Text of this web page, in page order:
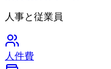
人事と従業員
人件費